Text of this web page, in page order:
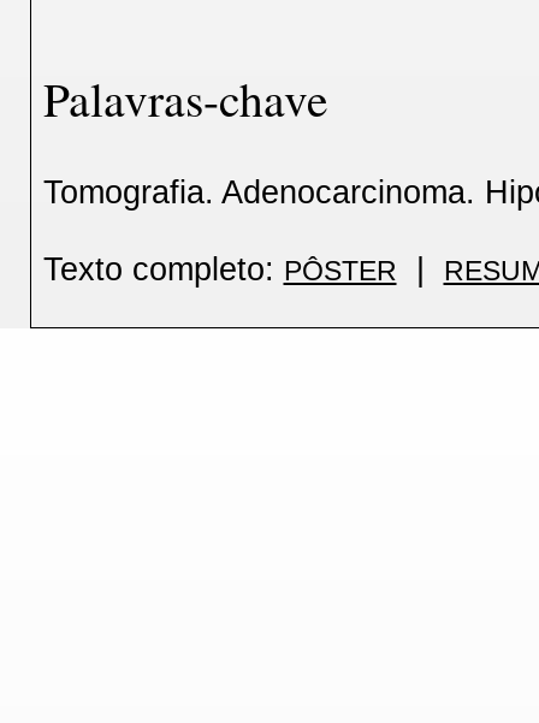
Palavras-chave
Tomografia. Adenocarcinoma.
Texto completo: PÔSTER |